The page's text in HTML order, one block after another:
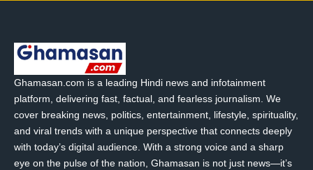
Ghamasan.com is a leading Hindi news and infotainment
platform, delivering fast, factual, and fearless journalism. We
cover breaking news, politics, entertainment, lifestyle, spirituality,
and viral trends with a unique perspective that connects deeply
with today’s digital audience. With a strong voice and a sharp
eye on the pulse of the nation, Ghamasan is not just news—it’s